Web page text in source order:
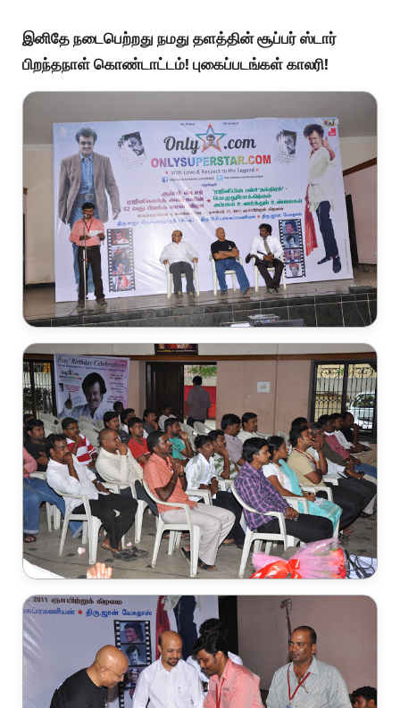
இனிதே நடைபெற்றது நமது தளத்தின் சூப்பர் ஸ்டார்
பிறந்தநாள் கொண்டாட்டம்! புகைப்படங்கள் காலரி!